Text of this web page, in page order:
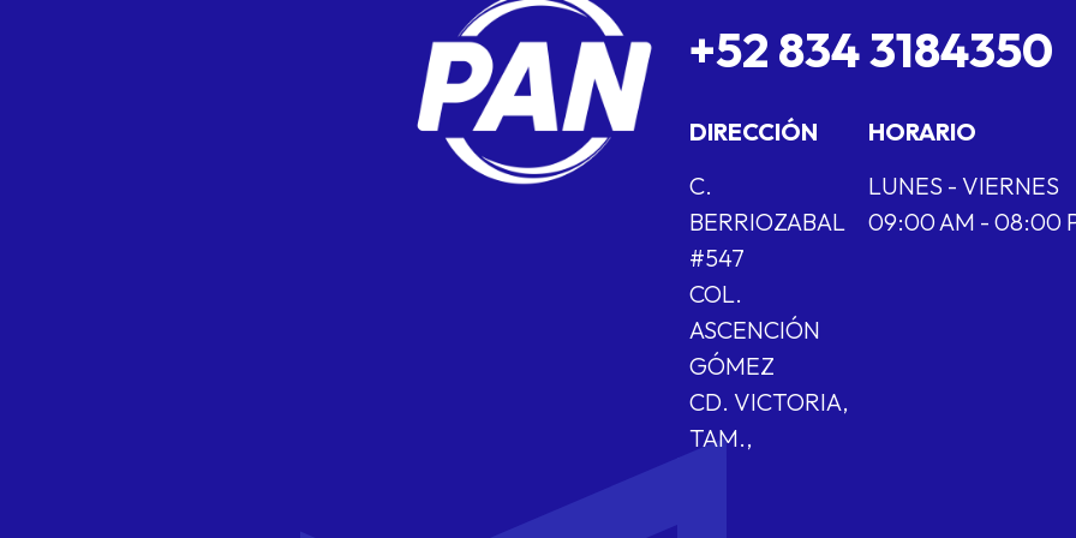
+52 834 3184350
DIRECCIÓN
C.
BERRIOZABAL
#547
COL.
ASCENCIÓN
GÓMEZ
CD. VICTORIA,
TAM.,
HORARIO
LUNES - VIERNES
09:00 AM - 08:00